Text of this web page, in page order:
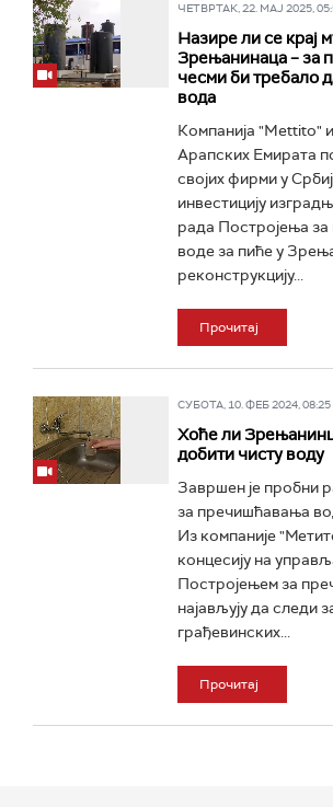
ЧЕТВРТАК, 22. МАЈ 2025,
Назире ли се крај
Зрењанинаца – за
чесми би требало
вода
Компанија "Mettito"
Арапских Емирата
својих фирми у
инвестицију
рада Постројења
воде за пиће у
реконструкцију...
Прочитај
СУБОТА, 10. ФЕБ 2024, 08:25
Хоће ли
добити чисту воду
Завршен је пробни
за пречишћавања
Из компаније
концесију на
Постројењем за
најављују да следи
грађевинских...
Прочитај